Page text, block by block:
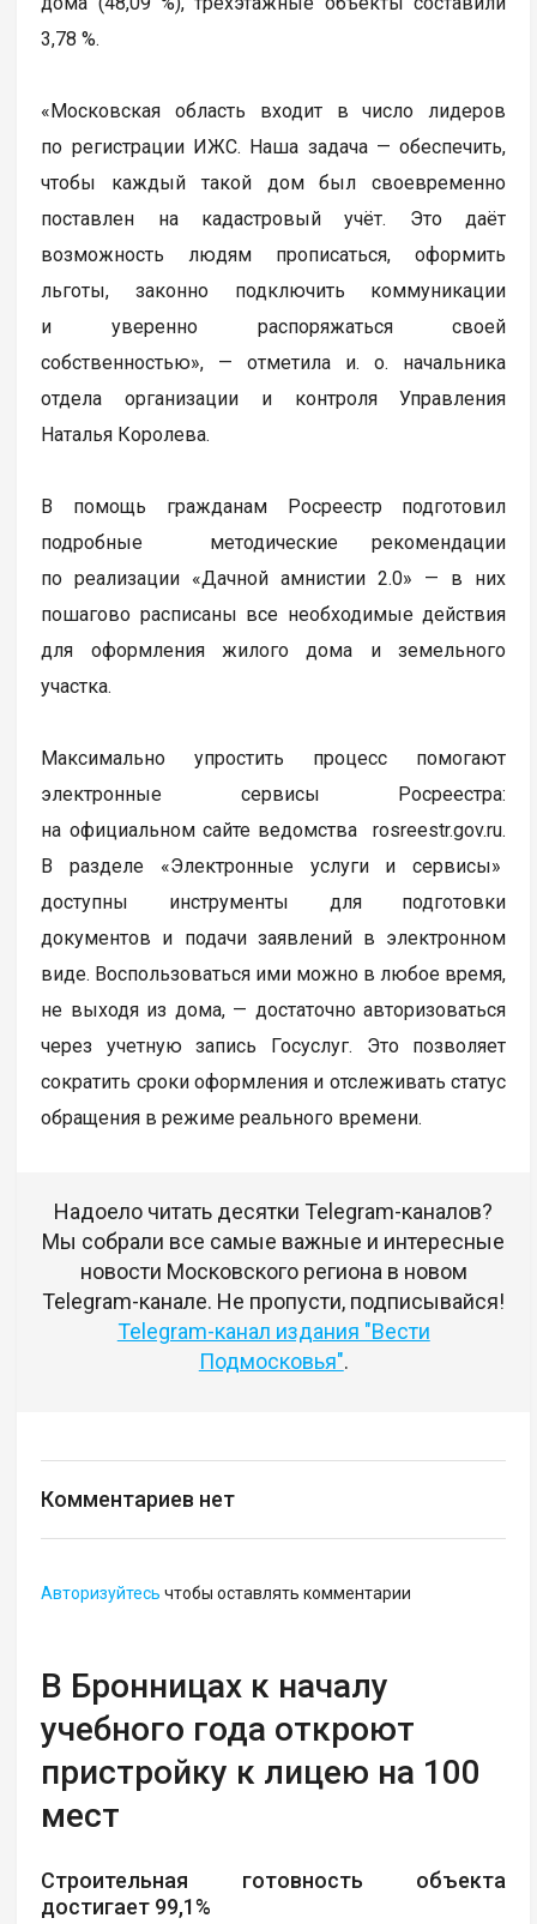
3,78 %.
«Московская область входит в число лидеров
по регистрации ИЖС. Наша задача — обеспечить,
чтобы каждый такой дом был своевременно
поставлен на кадастровый учёт. Это даёт
возможность людям прописаться, оформить
льготы, законно подключить коммуникации
и уверенно распоряжаться своей
собственностью», — отметила и. о. начальника
отдела организации и контроля Управления
Наталья Королева.
В помощь гражданам Росреестр подготовил
подробные методические рекомендации
по реализации «Дачной амнистии 2.0» — в них
пошагово расписаны все необходимые действия
для оформления жилого дома и земельного
участка.
Максимально упростить процесс помогают
электронные сервисы Росреестра:
на официальном сайте ведомства rosreestr.gov.ru.
В разделе «Электронные услуги и сервисы»
доступны инструменты для подготовки
документов и подачи заявлений в электронном
виде. Воспользоваться ими можно в любое время,
не выходя из дома, — достаточно авторизоваться
через учетную запись Госуслуг. Это позволяет
сократить сроки оформления и отслеживать статус
обращения в режиме реального времени.
Надоело читать десятки Telegram-каналов?
Мы собрали все самые важные и интересные
новости Московского региона в новом
Telegram-канале. Не пропусти, подписывайся!
Telegram-канал издания "Вести
Подмосковья".
Комментариев нет
Авторизуйтесь чтобы оставлять комментарии
В Бронницах к началу
учебного года откроют
пристройку к лицею на 100
мест
Строительная готовность объекта
достигает 99,1%